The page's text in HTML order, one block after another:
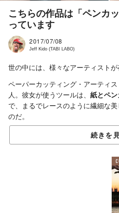
こちらの作品は「ペンカ
っています
2017/07/08
Jeff Kido (TABI LABO)
世の中には、様々なアーティストが
ペーパーカッティング・アーティ
人。彼女が使うツールは、 紙とペ
で、まるでレースのように繊細な
のだ。
モチーフとなっているのは、動物
でいる場所とのこと。こういった
で、よりそのスゴさが分かるもの
目を奪われて
続きを